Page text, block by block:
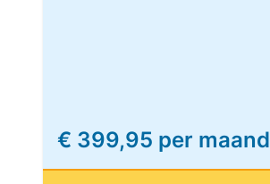
€ 399,95 per maand